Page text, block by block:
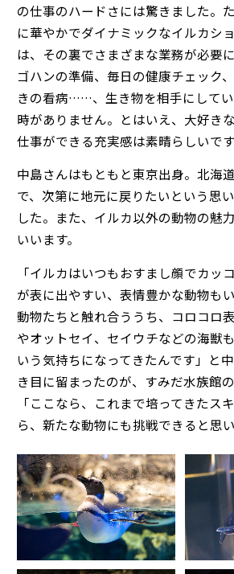
の仕事のハードさには驚きました。
に華やかでダイナミックなイルカシ
は、その裏でさまざまな業務が必要
ゴハンの準備、毎日の健康チェック
きの看病……、生き物を相手にして
時がありません。とはいえ、大好き
仕事ができる充実感は素晴らしいです
中島さんはもともと東京出身。北海
で、次第に地元に戻りたいという思
した。また、イルカ以外の動物の魅
いいます。
「イルカはいつもおすまし顔でカッ
が表に出やすい、表情豊かな動物も
動物たちと触れ合ううち、コロコロ
やオットセイ、セイウチなどの海獣
いう気持ちになってきたんです」と
き目に留まったのが、すみだ水族館
「ここなら、これまで培ってきたス
ら、新たな動物にも挑戦できると思